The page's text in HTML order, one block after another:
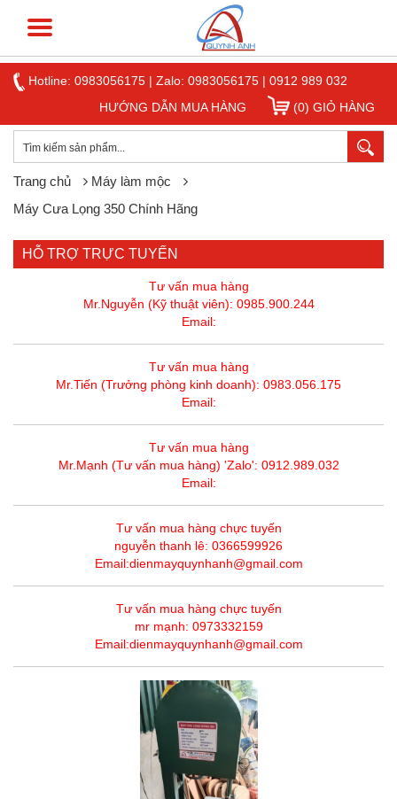
Hotline: 0983056175 | Zalo: 0983056175 | 0912 989 032
HƯỚNG DẪN MUA HÀNG
(0) GIỎ HÀNG
Trang chủ
Máy làm mộc
Máy Cưa Lọng 350 Chính Hãng
HỖ TRỢ TRỰC TUYẾN
Tư vấn mua hàng
Mr.Nguyễn (Kỹ thuật viên): 0985.900.244
Email:
Tư vấn mua hàng
Mr.Tiến (Trưởng phòng kinh doanh): 0983.056.175
Email:
Tư vấn mua hàng
Mr.Mạnh (Tư vấn mua hàng) 'Zalo': 0912.989.032
Email:
Tư vấn mua hàng chực tuyến
nguyễn thanh lê: 0366599926
Email:dienmayquynhanh@gmail.com
Tư vấn mua hàng chực tuyến
mr mạnh: 0973332159
Email:dienmayquynhanh@gmail.com